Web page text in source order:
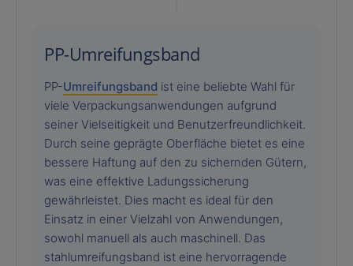
PP-Umreifungsband
PP-Umreifungsband ist eine beliebte Wahl für
viele Verpackungsanwendungen aufgrund
seiner Vielseitigkeit und Benutzerfreundlichkeit.
Durch seine geprägte Oberfläche bietet es eine
bessere Haftung auf den zu sichernden Gütern,
was eine effektive Ladungssicherung
gewährleistet. Dies macht es ideal für den
Einsatz in einer Vielzahl von Anwendungen,
sowohl manuell als auch maschinell. Das
stahlumreifungsband ist eine hervorragende